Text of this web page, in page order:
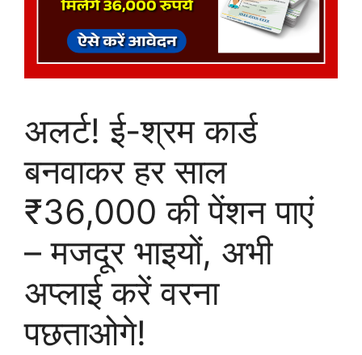
अलर्ट! ई-श्रम कार्ड
बनवाकर हर साल
₹36,000 की पेंशन पाएं
– मजदूर भाइयों, अभी
अप्लाई करें वरना
पछताओगे!